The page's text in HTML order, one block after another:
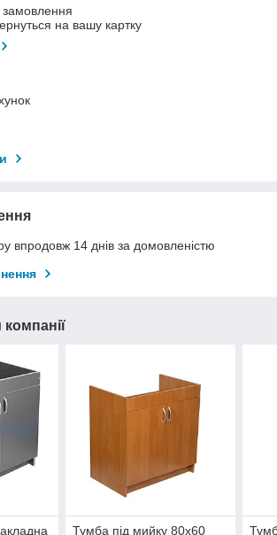
на вашу картку
впродовж 14 днів за домовленістю
компанії
Тумба під мийку 80х60